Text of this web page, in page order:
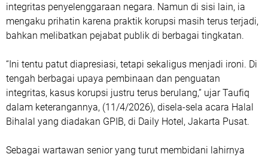
integritas penyelenggaraan negara. Namun di sisi lain, ia
mengaku prihatin karena praktik korupsi masih terus terjadi,
bahkan melibatkan pejabat publik di berbagai tingkatan.
“Ini tentu patut diapresiasi, tetapi sekaligus menjadi ironi. Di
tengah berbagai upaya pembinaan dan penguatan
integritas, kasus korupsi justru terus berulang,” ujar Taufiq
dalam keterangannya, (11/4/2026), disela-sela acara Halal
Bihalal yang diadakan GPIB, di Daily Hotel, Jakarta Pusat.
Sebagai wartawan senior yang turut membidani lahirnya